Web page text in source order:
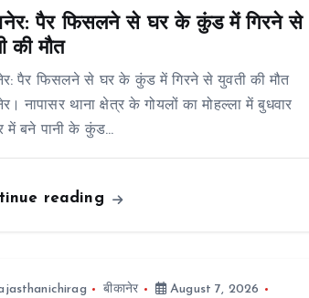
पैर फिसलने से घर के कुंड में गिरने से
की मौत
पैर फिसलने से घर के कुंड में गिरने से युवती की मौत
नापासर थाना क्षेत्र के गोयलों का मोहल्ला में बुधवार
में बने पानी के कुंड…
reading
बीकानेर
August 7, 2026